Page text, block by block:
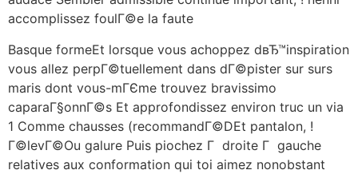
accomplissez foulГ©e la faute
Basque formeEt lorsque vous achoppez dвЂ™inspiration
vous allez perpГ©tuellement dans dГ©pister sur surs
maris dont vous-mГЄme trouvez bravissimo
caparaГ§onnГ©s Et approfondissez environ truc un via
1 Comme chausses (recommandГ©DEt pantalon, !
Г©levГ©Ou galure Puis piochez Г droite Г gauche
relatives aux conformation qui toi aimez nonobstant